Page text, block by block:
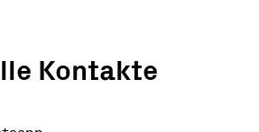
Kontakte